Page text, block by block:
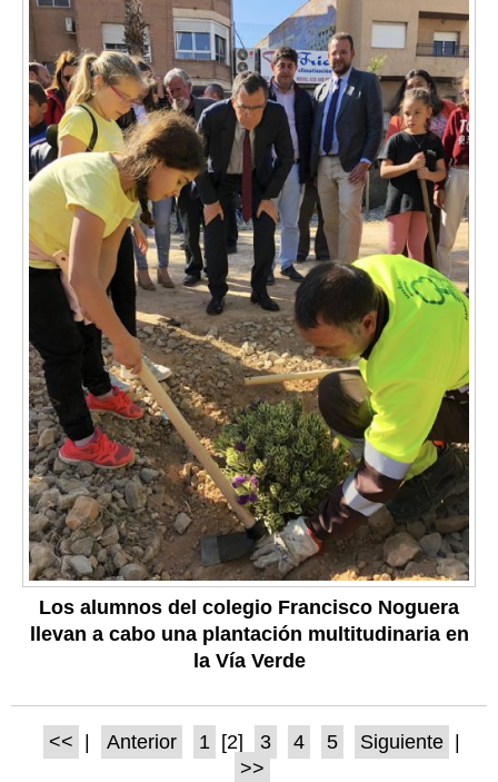
Los alumnos del colegio Francisco Noguera
llevan a cabo una plantación multitudinaria en
la Vía Verde
<< Anterior 1 [2] 3 4 5 Siguiente
>>